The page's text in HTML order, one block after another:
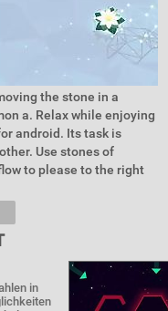
the stone in a
a. Relax while enjoying
android. Its task is
Use stones of
to please to the right
in